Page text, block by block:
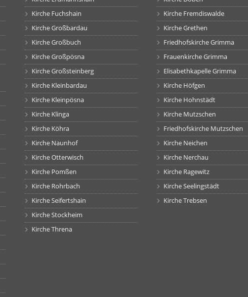
Kirche Fuchshain
Kirche Großbardau
Kirche Großbuch
Kirche Großpösna
Kirche Großsteinberg
Kirche Kleinbardau
Kirche Kleinpösna
Kirche Klinga
Kirche Köhra
Kirche Naunhof
Kirche Otterwisch
Kirche Pomßen
Kirche Rohrbach
Kirche Seifertshain
Kirche Stockheim
Kirche Threna
Kirche Fremdiswalde
Kirche Grethen
Friedhofskirche Grimma
Frauenkirche Grimma
Elisabethkapelle Grimma
Kirche Höfgen
Kirche Hohnstädt
Kirche Mutzschen
Friedhofskirche Mutzschen
Kirche Neichen
Kirche Nerchau
Kirche Ragewitz
Kirche Seelingstädt
Kirche Trebsen